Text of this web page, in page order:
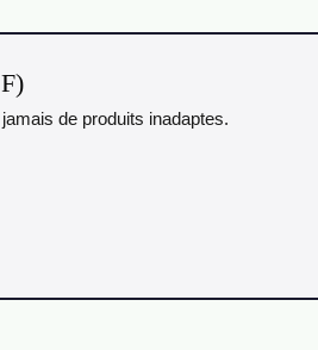
de produits inadaptes.